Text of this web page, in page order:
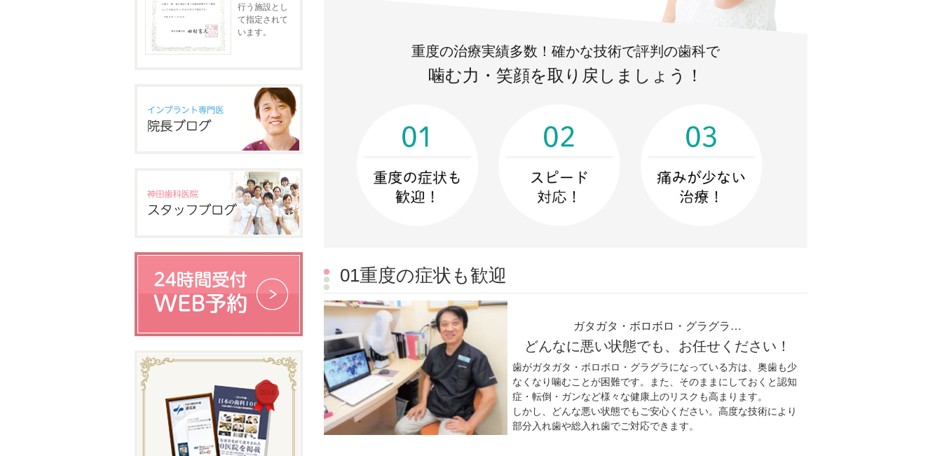
重度の治療実績多数！確かな技術で評判の歯科で
噛む力・笑顔を取り戻しましょう！
01重度の症状も歓迎
ガタガタ・ボロボロ・グラグラ…
どんなに悪い状態でも、お任せください！
歯がガタガタ・ボロボロ・グラグラになっている方は、奥歯も少
なくなり噛むことが困難です。また、そのままにしておくと認知
症・転倒・ガンなど様々な健康上のリスクも高まります。
しかし、どんな悪い状態でもご安心ください。高度な技術により
部分入れ歯や総入れ歯でご対応できます。
行う施設とし
て指定されて
います。